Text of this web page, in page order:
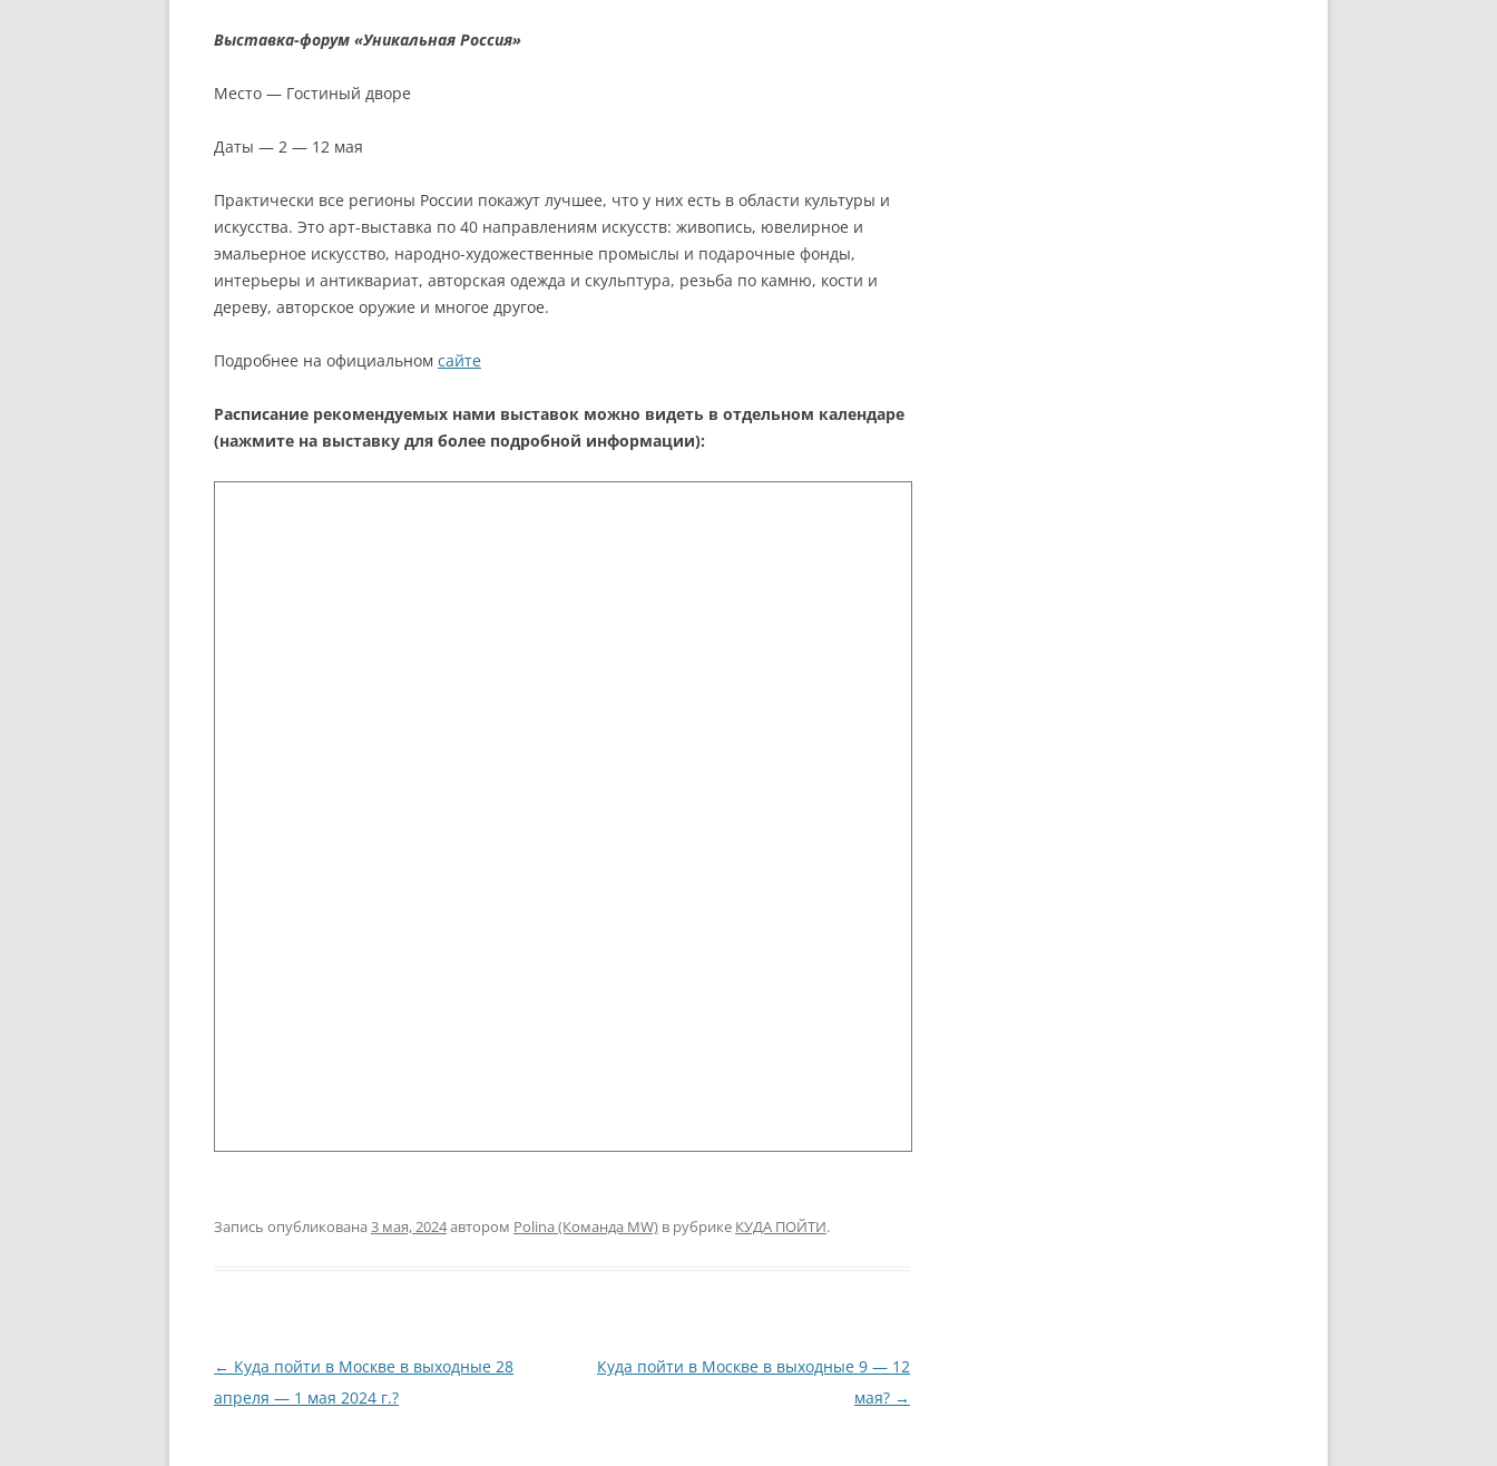
Выставка-форум «Уникальная Россия»
Место — Гостиный дворе
Даты — 2 — 12 мая
Практически все регионы России покажут лучшее, что у них есть в области культуры и
искусства. Это арт-выставка по 40 направлениям искусств: живопись, ювелирное и
эмальерное искусство, народно-художественные промыслы и подарочные фонды,
интерьеры и антиквариат, авторская одежда и скульптура, резьба по камню, кости и
дереву, авторское оружие и многое другое.
Подробнее на официальном сайте
Расписание рекомендуемых нами выставок можно видеть в отдельном календаре
(нажмите на выставку для более подробной информации):
Запись опубликована 3 мая, 2024автором Polina (Команда MW) в рубрике КУДА ПОЙТИ.
Навигация
по
← Куда пойти в Москве в выходные 28
апреля — 1 мая 2024 г.?
Куда пойти в Москве в выходные 9 — 12
мая? →